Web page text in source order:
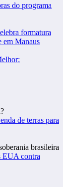
do programa
formatura
em Manaus
de terras para
EUA contra